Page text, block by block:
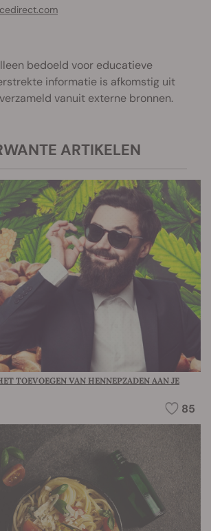
bedoeld voor educatieve
informatie is afkomstig uit
vanuit externe bronnen.
ARTIKELEN
TOEVOEGEN VAN HENNEPZADEN AAN JE
85